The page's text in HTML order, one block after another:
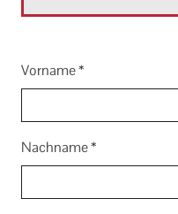
Vorname*
Nachname*